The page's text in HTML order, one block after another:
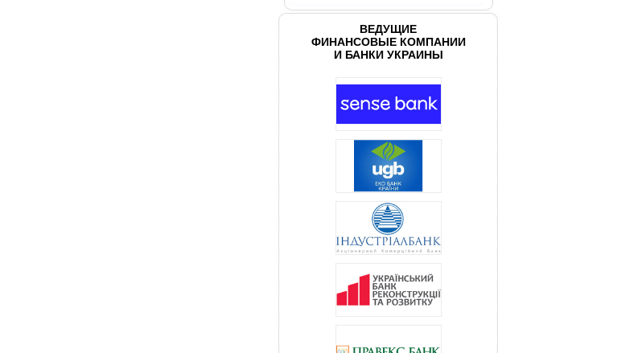
ВЕДУЩИЕ
ФИНАНСОВЫЕ КОМПАНИИ
И БАНКИ УКРАИНЫ